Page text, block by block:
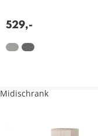
529,-
Midischrank